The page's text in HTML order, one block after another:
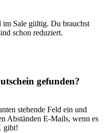
Sale gültig. Du brauchst
schon reduziert.
gefunden?
stehende Feld ein und
Abständen E-Mails, wenn es
gibt!